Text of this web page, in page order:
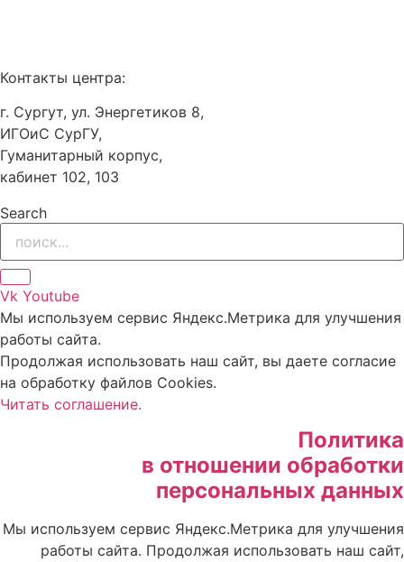
Контакты центра:
г. Сургут, ул. Энергетиков 8,
ИГОиС СурГУ,
Гуманитарный корпус,
кабинет 102, 103
Search
Vk Youtube
Мы используем сервис Яндекс.Метрика для улучшения
работы сайта.
Продолжая использовать наш сайт, вы даете согласие
на обработку файлов Cookies.
Читать соглашение.
Политика
в отношении обработки
персональных данных
Мы используем сервис Яндекс.Метрика для улучшения
работы сайта. Продолжая использовать наш сайт,